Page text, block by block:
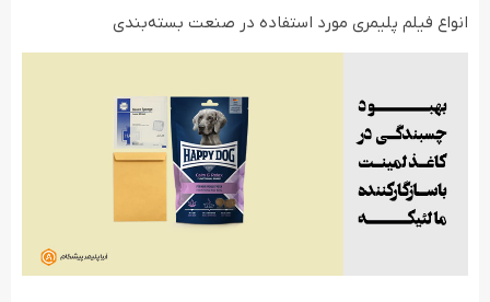
انواع فیلم‌ پلیمری مورد استفاده در صنعت بسته‌بندی